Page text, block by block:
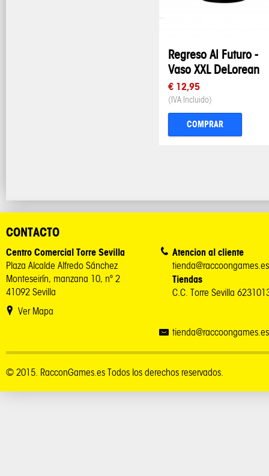
Regreso Al Futuro -
Vaso XXL DeLorean
€ 12,95
(IVA Incluido)
COMPRAR
CONTACTO
Centro Comercial Torre Sevilla
Plaza Alcalde Alfredo Sánchez
Monteseirín, manzana 10, nº 2
41092 Sevilla
Ver Mapa
Atencion al cliente
tienda@raccoongames.es
Tiendas
C.C. Torre Sevilla
tienda@raccoongames.es
© 2015. RacconGames.es Todos los derechos reservados.